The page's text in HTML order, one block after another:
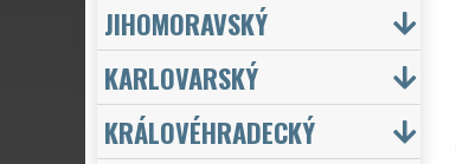
JIHOMORAVSKÝ
KARLOVARSKÝ
KRÁLOVÉHRADECKÝ